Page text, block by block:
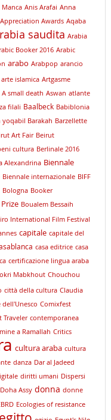
Manca Anis Arafai Anna
Appreciation Awards Aqaba
saudita Arabia
Booker 2016 Arabic
arabo Arabpop arancio
arte islamica Artgasme
A small death Aswan atlante
filali Baalbeck Babiblonia
yoqabil Barakah Barzellette
Art Fair Beirut
cultura Berlinale 2016
Alexandrina Biennale
Biennale internazionale BIFF
Bologna Booker
Boualem Bessaih
International Film Festival
capitale capitale del
casa editrice casa
certificazione lingua araba
Mabkhout Chouchou
città della cultura Claudia
Comixfest
Traveler contemporanea
a Ramallah Critics
cultura araba cultura
danza Dar al Jadeed
diritti umani Dispersi
Doha Assy donna donne
Ecologies of resistance